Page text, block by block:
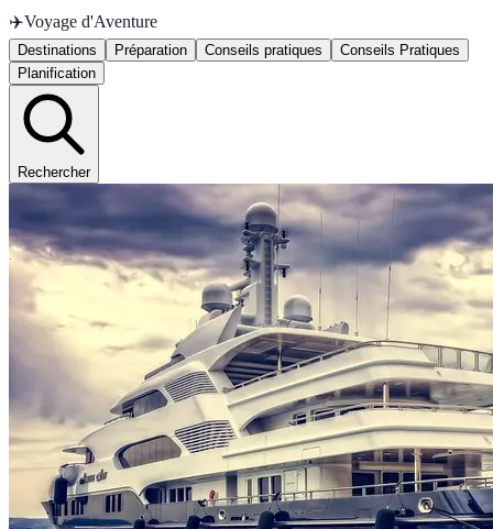
✈️Voyage d'Aventure
Destinations Préparation Conseils pratiques
Conseils Pratiques
Planification
Rechercher